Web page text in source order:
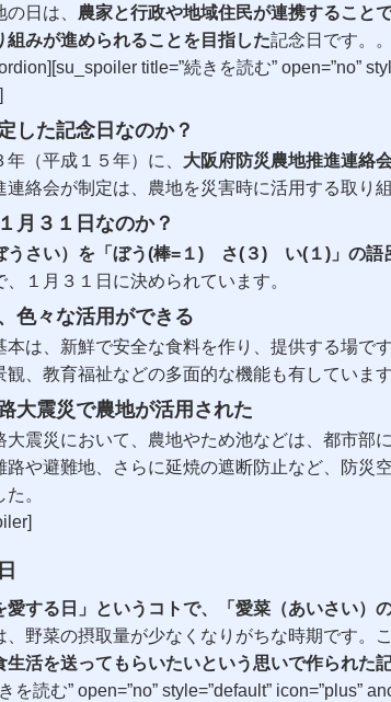
日は、 農家と行政や地域住民が連携すること
組みが進められることを目指した記念日です。。
title=”続きを読む” open=”no”
した記念日なのか？
年（平成１５年）に、 大阪府防災農地推進連絡
連絡会が制定は、農地を災害時に活用する取り
月３１日なのか？
うさい）を「ぼう(棒=１) さ(３) い(１)」の語
、１月３１日に決められています。
色々な活用ができる
本は、新鮮で安全な食料を作り、提供する場で
観、教育福祉などの多面的な機能も有しています
大震災で農地が活用された
大震災において、農地やため池などは、都市部
路や避難地、さらに延焼の遮断防止など、防災
。
愛する日」というコトで、「愛菜（あいさい）
、野菜の摂取量が少なくなりがちな時期です。こ
生活を送ってもらいたいという思いで作られた
を読む” open=”no” style=”default” icon=”plus”